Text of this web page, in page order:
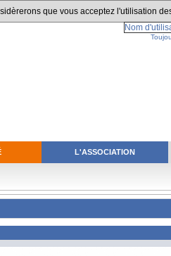
que vous acceptez l'utilisation
L'ASSOCIATION